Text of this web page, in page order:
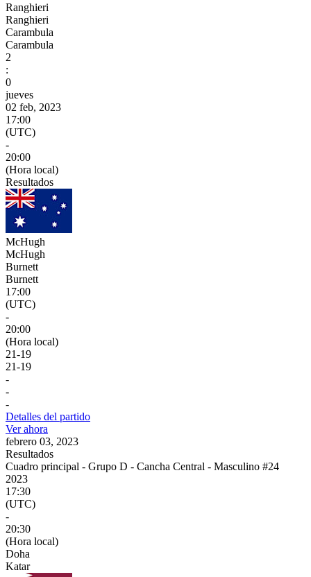
Ranghieri
Ranghieri
Carambula
Carambula
2
:
0
jueves
02 feb, 2023
17:00
(UTC)
-
20:00
(Hora local)
Resultados
McHugh
McHugh
Burnett
Burnett
17:00
(UTC)
-
20:00
(Hora local)
21-19
21-19
-
-
-
Detalles del partido
Ver ahora
febrero 03, 2023
Resultados
Cuadro principal - Grupo D - Cancha Central - Masculino #24
2023
17:30
(UTC)
-
20:30
(Hora local)
Doha
Katar